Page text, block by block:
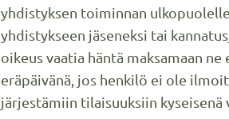
yhdistyksen toiminnan
yhdistykseen jäseneksi tai
oikeus vaatia häntä maksamaan
eräpäivänä, jos henkilö ei ole
järjestämiin tilaisuuksiin kyseisenä